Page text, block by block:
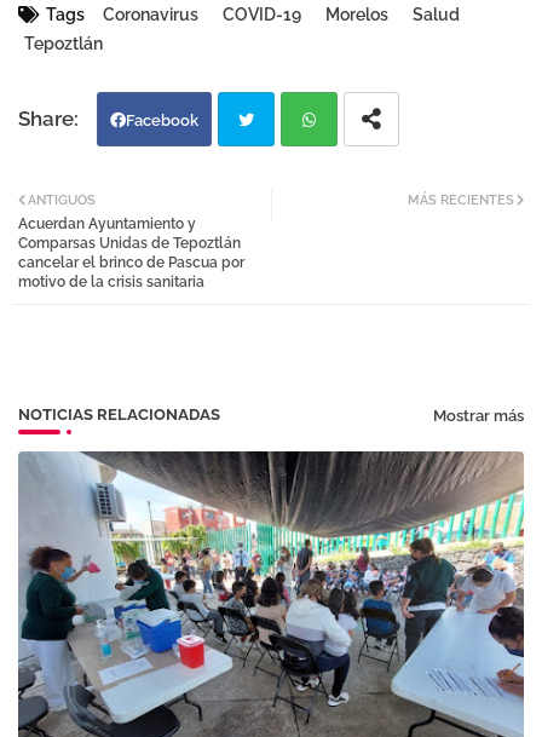
Tags Coronavirus COVID-19 Morelos
Salud
Tepoztlán
Facebook
MÁS RECIENTES
ANTIGUOS
Acuerdan Ayuntamiento y
Comparsas Unidas de Tepoztlán
cancelar el brinco de Pascua por
motivo de la crisis sanitaria
NOTICIAS RELACIONADAS Mostrar más